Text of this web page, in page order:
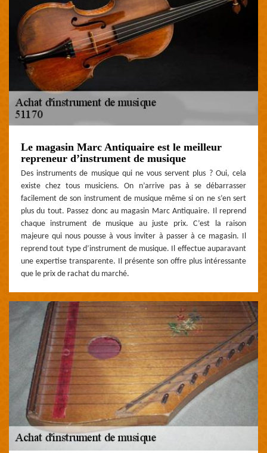
Le magasin Marc Antiquaire est le meilleur
repreneur d’instrument de musique
Des instruments de musique qui ne vous servent plus ? Oui, cela
existe chez tous musiciens. On n’arrive pas à se débarrasser
facilement de son instrument de musique même si on ne s’en sert
plus du tout. Passez donc au magasin Marc Antiquaire. Il reprend
chaque instrument de musique au juste prix. C’est la raison
majeure qui nous pousse à vous inviter à passer à ce magasin. Il
reprend tout type d’instrument de musique. Il effectue auparavant
une expertise transparente. Il présente son offre plus intéressante
que le prix de rachat du marché.